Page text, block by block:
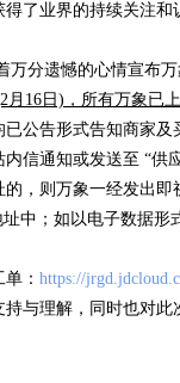
了业界的持续关注
万分遗憾的心情宣布
月16日)，所有万象已
公告形式告知商家
信通知或发送至 “供
，则万象一经发出
中；如以电子数据
： https://
与理解，同时也对